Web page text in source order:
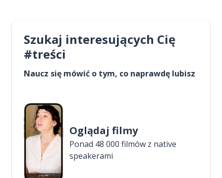
Szukaj interesujących Cię
#treści
Naucz się mówić o tym, co naprawdę lubisz
Oglądaj filmy
Ponad 48 000 filmów z native
speakerami